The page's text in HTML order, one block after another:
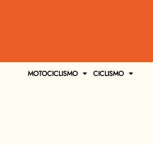
MOTOCICLISMO CICLISMO